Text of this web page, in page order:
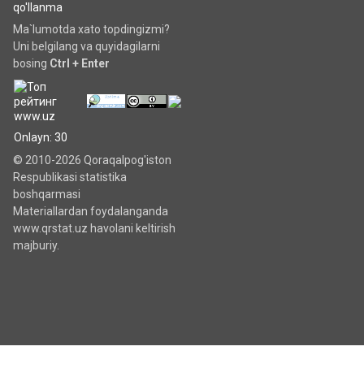
qo'llanma
Ma`lumotda xato topdingizmi?
Uni belgilang va quyidagilarni
bosing Ctrl + Enter
Onlayn: 30
© 2010-2026 Qoraqalpog'iston
Respublikasi statistika
boshqarmasi
Materiallardan foydalanganda
www.qrstat.uz havolani keltirish
majburiy.